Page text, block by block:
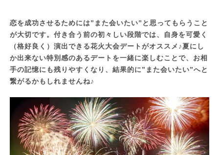
恋を成功させるためには”また会いたい”と思ってもらうこと
が大切です。付き合う前の初々しい段階では、自身を可愛く
（格好良く）演出できる花火大会デートがオススメ♪夏にし
か出来ない特別感のあるデートを一緒に楽しむことで、お相
手の記憶にも残りやすくなり、結果的に”また会いたい”へと
繋がるかもしれませんね♪